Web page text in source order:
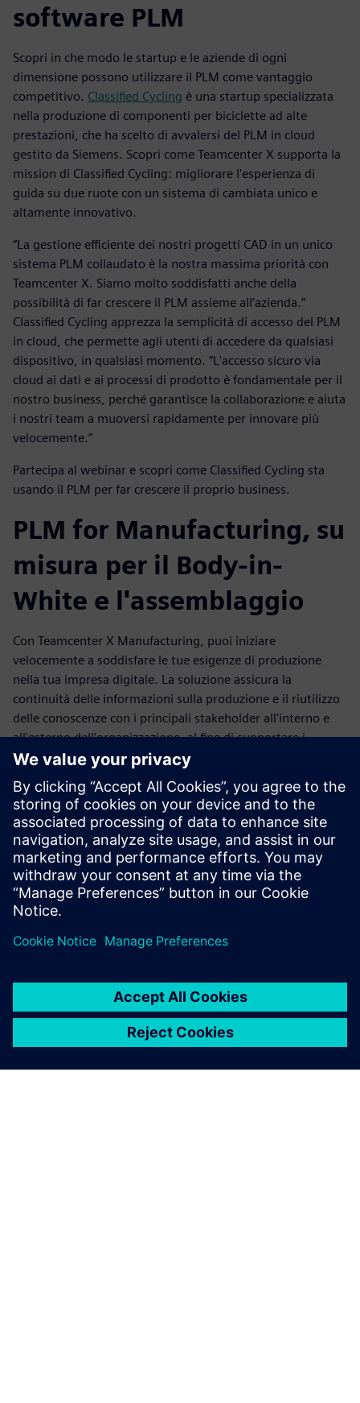
software PLM
Scopri in che modo le startup e le aziende di ogni
dimensione possono utilizzare il PLM come vantaggio
competitivo. Classified Cycling è una startup specializzata
nella produzione di componenti per biciclette ad alte
prestazioni, che ha scelto di avvalersi del PLM in cloud
gestito da Siemens. Scopri come Teamcenter X supporta la
mission di Classified Cycling: migliorare l'esperienza di
guida su due ruote con un sistema di cambiata unico e
altamente innovativo.
“La gestione efficiente dei nostri progetti CAD in un unico
sistema PLM collaudato è la nostra massima priorità con
Teamcenter X. Siamo molto soddisfatti anche della
possibilità di far crescere il PLM assieme all’azienda.”
Classified Cycling apprezza la semplicità di accesso del PLM
in cloud, che permette agli utenti di accedere da qualsiasi
dispositivo, in qualsiasi momento. “L'accesso sicuro via
cloud ai dati e ai processi di prodotto è fondamentale per il
nostro business, perché garantisce la collaborazione e aiuta
i nostri team a muoversi rapidamente per innovare più
velocemente.”
Partecipa al webinar e scopri come Classified Cycling sta
usando il PLM per far crescere il proprio business.
PLM for Manufacturing, su
misura per il Body-in-
White e l'assemblaggio
Con Teamcenter X Manufacturing, puoi iniziare
velocemente a soddisfare le tue esigenze di produzione
nella tua impresa digitale. La soluzione assicura la
continuità delle informazioni sulla produzione e il riutilizzo
delle conoscenze con i principali stakeholder all'interno e
all'esterno dell’organizzazione, al fine di supportare i
processi di pianificazione, progettazione e simulazione.
La versione iniziale di Teamcenter X Manufacturing
supporta una soluzione specifica per il BIW, che permette
l'uso di applicazioni di produzione come Assembly Line
Planner, Process Simulate, Fixture Planner, Line Designer e
Teamcenter Manufacturing. Seguiranno altre soluzioni
personalizzate per il settore.
Partecipa al webinar per saperne di più su Teamcenter X
Manufacturing.